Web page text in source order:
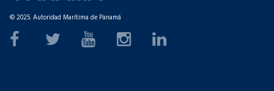
© 2025. Autoridad Marítima de Panamá